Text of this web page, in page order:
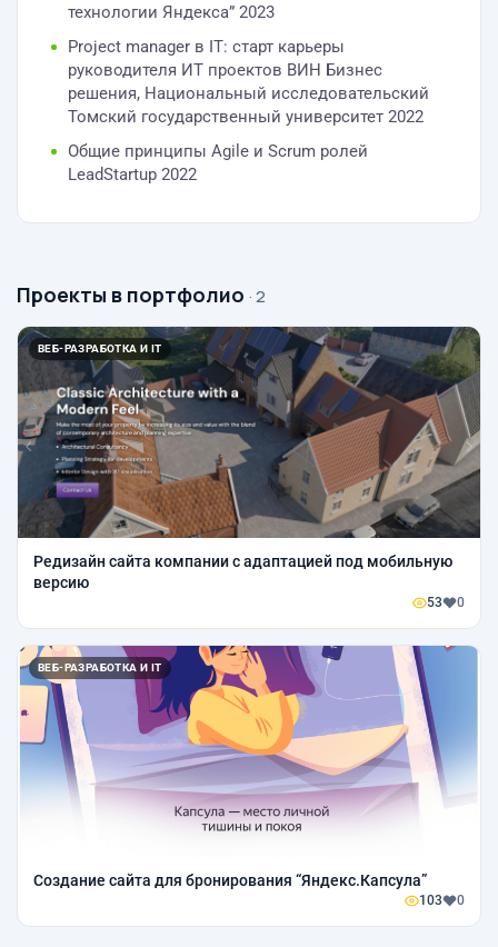
технологии Яндекса” 2023
Project manager в IT: старт карьеры
руководителя ИТ проектов ВИН Бизнес
решения, Национальный исследовательский
Томский государственный университет 2022
Общие принципы Agile и Scrum ролей
LeadStartup 2022
Проекты в портфолио · 2
ВЕБ-РАЗРАБОТКА И IT
Редизайн сайта компании с адаптацией под мобильную
версию
53 0
ВЕБ-РАЗРАБОТКА И IT
Создание сайта для бронирования “Яндекс.Капсула”
103 0